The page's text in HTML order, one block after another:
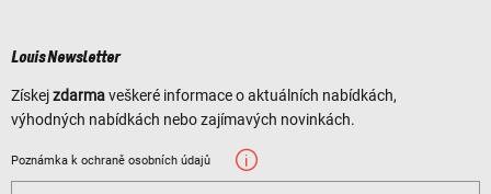
Louis Newsletter
Získejzdarmaveškeré informace o aktuálních nabídkách,
výhodných nabídkách nebo zajímavých novinkách.
Poznámka k ochraně osobních údajů